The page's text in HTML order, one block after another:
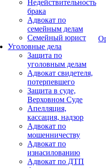
Недействительность
брака
Адвокат по
семейным делам
Семейный юрист
Уголовные дела
Защита по
уголовным делам
Адвокат свидетеля,
потерпевшего
Защита в суде,
Верховном Суде
Апелляция,
кассация, надзор
Адвокат по
мошенничеству
Адвокат по
изнасилованию
Адвокат по ДТП